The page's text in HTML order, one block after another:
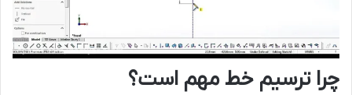
چرا ترسیم خط مهم است؟